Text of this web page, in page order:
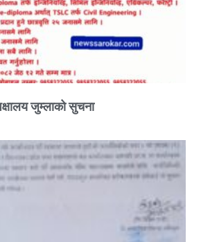
जुम्लाको सुचना